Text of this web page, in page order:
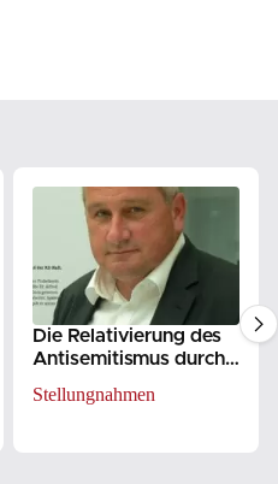
Die Relativierung des
Antisemitismus durch
Gedenkstättenleitung
Stellungnahmen